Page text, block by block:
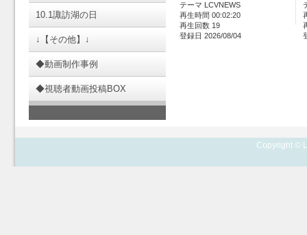
10.1諏訪湖の日
↓【その他】↓
◆動画制作事例
◆視聴者動画投稿BOX
テーマ LCVNEWS
再生時間 00:02:20
再生回数 19
登録日 2026/08/04
Copyright ©